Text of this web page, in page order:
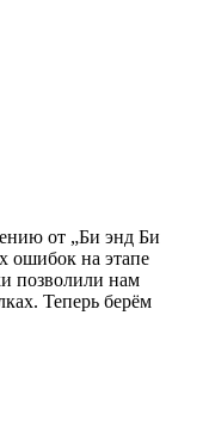
от „Би энд Би
ошибок на этапе
позволили нам
Теперь берём